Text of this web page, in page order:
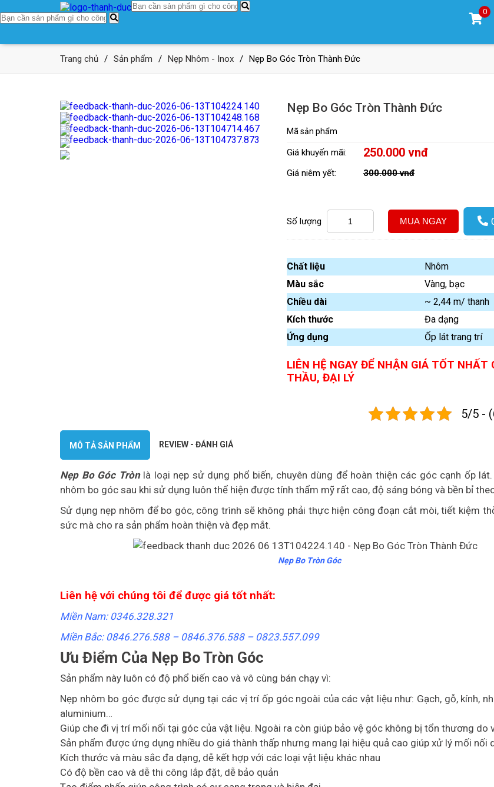
0
Trang chủ / Sản phẩm / Nẹp Nhôm - Inox / Nẹp Bo Góc Tròn Thành Đức
Nẹp Bo Góc Tròn Thành Đức
Mã sản phẩm
Giá khuyến mãi: 250.000 vnđ
Giá niêm yết: 300.000 vnđ
Số lượng MUA NGAY
Chất liệu
Nhôm
Màu sắc
Vàng, bạc
Chiều dài
~ 2,44 m/ thanh
Kích thước
Đa dạng
Ứng dụng
Ốp lát trang trí
LIÊN HỆ NGAY ĐỂ NHẬN GIÁ TỐT NHẤT
THẦU, ĐẠI LÝ
5/5 -
MÔ TẢ SẢN PHẨM REVIEW - ĐÁNH GIÁ
Nẹp Bo Góc Trònlà loại nẹp sử dụng phổ biến, chuyên dùng để hoàn thiện các góc cạnh ốp lát.
nhôm bo góc sau khi sử dụng luôn thể hiện được tính thẩm mỹ rất cao, độ sáng bóng và bền bỉ
Sử dụng nẹp nhôm để bo góc, công trình sẽ không phải thực hiện công đoạn cắt mòi, tiết kiệm
sức mà cho ra sản phẩm hoàn thiện và đẹp mắt.
Nẹp Bo Tròn Góc
Liên hệ với chúng tôi để được giá tốt nhất:
Miền Nam: 0346.328.321
Miền Bắc: 0846.276.588 – 0846.376.588 – 0823.557.099
Ưu Điểm Của Nẹp Bo Tròn Góc
Sản phẩm này luôn có độ phổ biến cao và vô cùng bán chạy vì:
Nẹp nhôm bo góc được sử dụng tại các vị trí ốp góc ngoài của các vật liệu như: Gạch, gỗ, kính,
aluminium…
Giúp che đi vị trí mối nối tại góc của vật liệu. Ngoài ra còn giúp bảo vệ góc không bị tổn thương do
Sản phẩm được ứng dụng nhiều do giá thành thấp nhưng mang lại hiệu quả cao giúp xử lý mối nối
Kích thước và màu sắc đa dạng, dễ kết hợp với các loại vật liệu khác nhau
Có độ bền cao và dễ thi công lắp đặt, dễ bảo quản